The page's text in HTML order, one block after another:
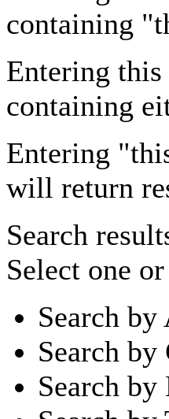
containing
Entering this
containing
Entering
will return
Search
Select one
Search
Search by
Search by